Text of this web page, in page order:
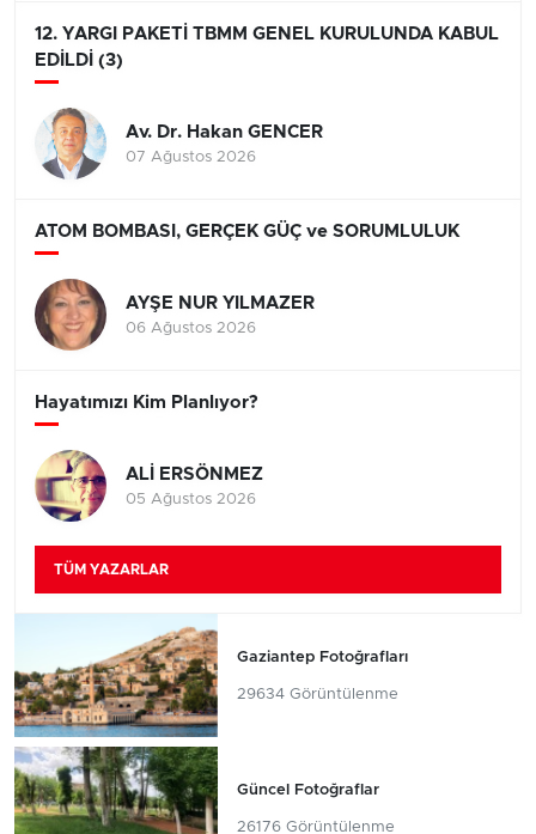
12. YARGI PAKETİ TBMM GENEL KURULUNDA KABUL
EDİLDİ (3)
Av. Dr. Hakan GENCER
07 Ağustos 2026
ATOM BOMBASI, GERÇEK GÜÇ ve SORUMLULUK
AYŞE NUR YILMAZER
06 Ağustos 2026
Hayatımızı Kim Planlıyor?
ALİ ERSÖNMEZ
05 Ağustos 2026
TÜM YAZARLAR
Gaziantep Fotoğrafları
29634 Görüntülenme
Güncel Fotoğraflar
26176 Görüntülenme